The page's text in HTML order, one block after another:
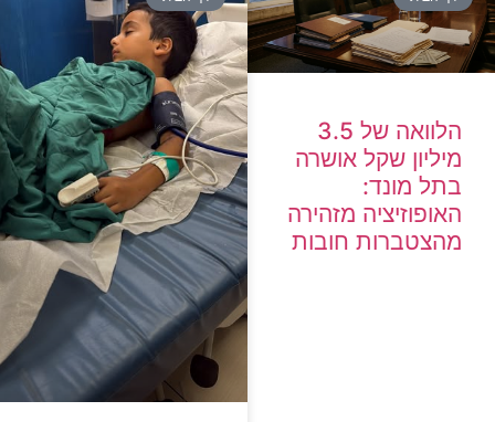
הלוואה של 3.5
מיליון שקל אושרה
בתל מונד:
האופוזיציה מזהירה
מהצטברות חובות